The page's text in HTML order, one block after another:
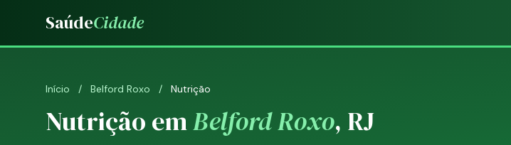
SaúdeCidade
Início / Belford Roxo / Nutrição
Nutrição emBelford Roxo, RJ